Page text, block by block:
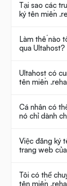
Tại sao các
ký tên miền
Làm thế nào
qua Ultahost?
Ultahost có
tên miền
Cá nhân có
nó chỉ dành
Việc đăng ký
trang web
Tôi có thể
tên miền